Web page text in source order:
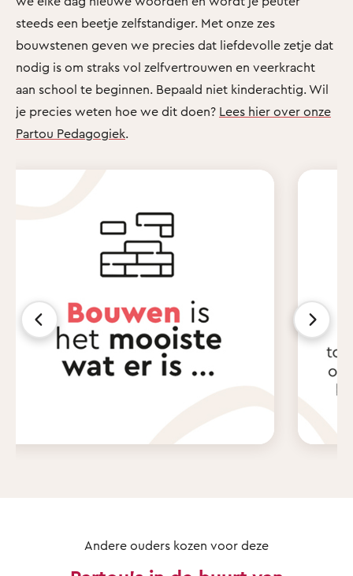
steeds een beetje zelfstandiger. Met onze zes
bouwstenen geven we precies dat liefdevolle zetje dat
nodig is om straks vol zelfvertrouwen en veerkracht
aan school te beginnen. Bepaald niet kinderachtig. Wil
je precies weten hoe we dit doen? Lees hier over onze
Partou Pedagogiek.
Andere ouders kozen voor deze